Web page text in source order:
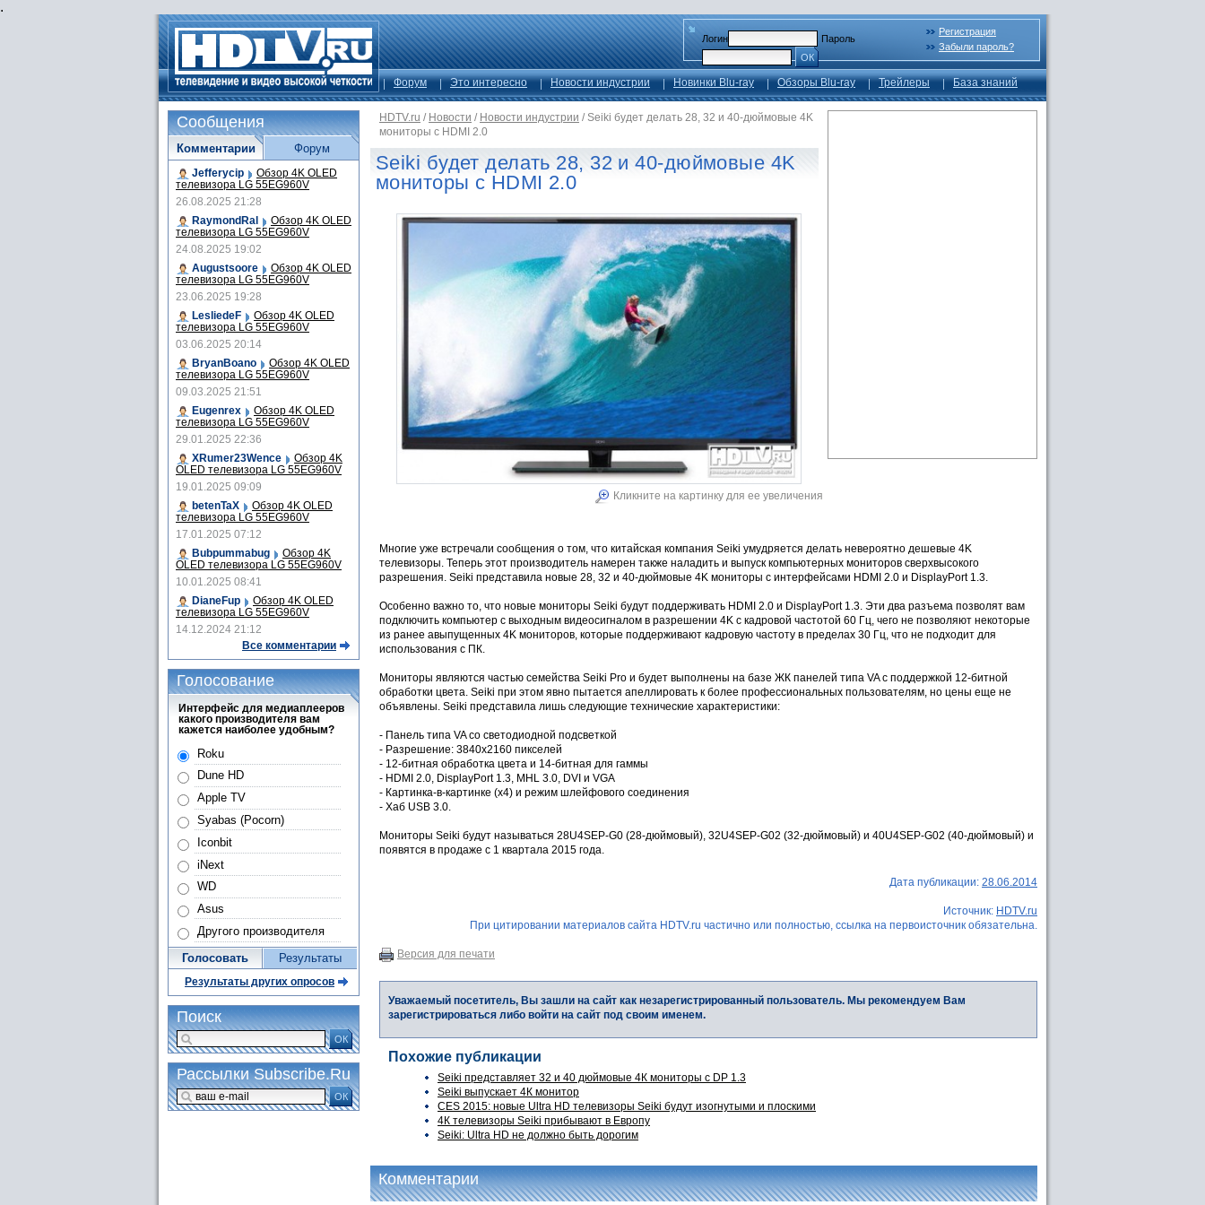
.
Логин
Пароль
ОК
Регистрация
Забыли пароль?
Форум Это интересно Новости индустрии Новинки Blu-ray Обзоры Blu-ray Трейлеры База знаний
HDTV.ru / Новости / Новости индустрии / Seiki будет делать 28, 32 и 40-дюймовые 4K
мониторы с HDMI 2.0
Seiki будет делать 28, 32 и 40-дюймовые 4K
мониторы с HDMI 2.0
Кликните на картинку для ее увеличения
Многие уже встречали сообщения о том, что китайская компания Seiki умудряется делать невероятно дешевые 4K
телевизоры. Теперь этот производитель намерен также наладить и выпуск компьютерных мониторов сверхвысокого
разрешения. Seiki представила новые 28, 32 и 40-дюймовые 4K мониторы с интерфейсами HDMI 2.0 и DisplayPort 1.3.
Особенно важно то, что новые мониторы Seiki будут поддерживать HDMI 2.0 и DisplayPort 1.3. Эти два разъема позволят вам
подключить компьютер с выходным видеосигналом в разрешении 4K с кадровой частотой 60 Гц, чего не позволяют некоторые
из ранее авыпущенных 4K мониторов, которые поддерживают кадровую частоту в пределах 30 Гц, что не подходит для
использования с ПК.
Мониторы являются частью семейства Seiki Pro и будeт выполнены на базе ЖК панелей типа VA с поддержкой 12-битной
обработки цвета. Seiki при этом явно пытается апеллировать к более профессиональных пользователям, но цены еще не
объявлены. Seiki представила лишь следующие технические характеристики:
- Панель типа VA со светодиодной подсветкой
- Разрешение: 3840x2160 пикселей
- 12-битная обработка цвета и 14-битная для гаммы
- HDMI 2.0, DisplayPort 1.3, MHL 3.0, DVI и VGA
- Картинка-в-картинке (x4) и режим шлейфового соединения
- Хаб USB 3.0.
Мониторы Seiki будут называться 28U4SEP-G0 (28-дюймовый), 32U4SEP-G02 (32-дюймовый) и 40U4SEP-G02 (40-дюймовый) и
появятся в продаже с 1 квартала 2015 года.
Дата публикации: 28.06.2014
Источник: HDTV.ru
При цитировании материалов сайта HDTV.ru частично или полностью, ссылка на первоисточник обязательна.
Версия для печати
Уважаемый посетитель, Вы зашли на сайт как незарегистрированный пользователь. Мы рекомендуем Вам
зарегистрироваться либо войти на сайт под своим именем.
Похожие публикации
Seiki представляет 32 и 40 дюймовые 4К мониторы с DP 1.3
Seiki выпускает 4К монитор
CES 2015: новые Ultra HD телевизоры Seiki будут изогнутыми и плоскими
4К телевизоры Seiki прибывают в Европу
Seiki: Ultra HD не должно быть дорогим
Комментарии
Сообщения
Комментарии
Jefferycip Обзор 4K OLED
телевизора LG 55EG960V
26.08.2025 21:28
RaymondRal
Обзор 4K OLED
телевизора LG 55EG960V
24.08.2025 19:02
Augustsoore
Обзор 4K OLED
телевизора LG 55EG960V
23.06.2025 19:28
LesliedeF
Обзор 4K OLED
телевизора LG 55EG960V
03.06.2025 20:14
BryanBoano
Обзор 4K OLED
телевизора LG 55EG960V
09.03.2025 21:51
Eugenrex
Обзор 4K OLED
телевизора LG 55EG960V
29.01.2025 22:36
XRumer23Wence
Обзор 4K
OLED телевизора LG 55EG960V
19.01.2025 09:09
betenTaX
Обзор 4K OLED
телевизора LG 55EG960V
17.01.2025 07:12
Bubpummabug
Обзор 4K
OLED телевизора LG 55EG960V
10.01.2025 08:41
DianeFup
Обзор 4K OLED
телевизора LG 55EG960V
14.12.2024 21:12
Все комментарии
Форум
Голосование
Интерфейс для медиаплееров
какого производителя вам
кажется наиболее удобным?
Roku
Dune HD
Apple TV
Syabas (Pocorn)
Iconbit
iNext
WD
Asus
Другого производителя
Голосовать Результаты
Результаты других опросов
Поиск
ОК
Рассылки Subscribe.Ru
ОК